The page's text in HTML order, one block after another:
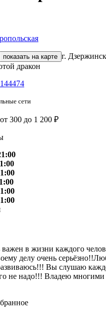
показать на карте г.
дракон
сети
от 300 до 1 200 ₽
в жизни каждого
делу очень
Вы слушаю
не надо!!! Владею многими